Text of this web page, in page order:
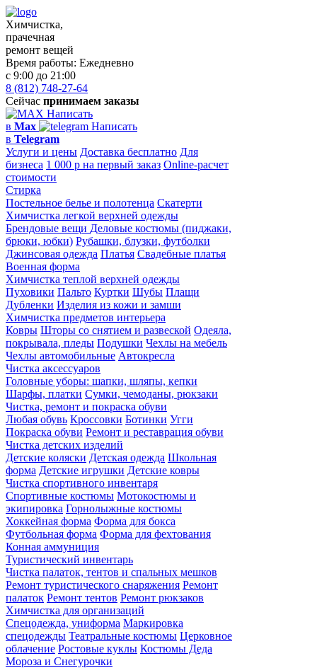
Химчистка,
прачечная
ремонт вещей
Время работы: Ежедневно
с 9:00 до 21:00
8 (812) 748-27-64
Сейчас принимаем заказы
Написать
в Max
Написать
в Telegram
Услуги и цены Доставка бесплатно Для
бизнеса 1 000 р на первый заказ Online-расчет
стоимости
Стирка
Постельное белье и полотенца Скатерти
Химчистка легкой верхней одежды
Брендовые вещи Деловые костюмы (пиджаки,
брюки, юбки) Рубашки, блузки, футболки
Джинсовая одежда Платья Свадебные платья
Военная форма
Химчистка теплой верхней одежды
Пуховики Пальто Куртки Шубы Плащи
Дубленки Изделия из кожи и замши
Химчистка предметов интерьера
Ковры Шторы со снятием и развеской Одеяла,
покрывала, пледы Подушки Чехлы на мебель
Чехлы автомобильные Автокресла
Чистка аксессуаров
Головные уборы: шапки, шляпы, кепки
Шарфы, платки Сумки, чемоданы, рюкзаки
Чистка, ремонт и покраска обуви
Любая обувь Кроссовки Ботинки Угги
Покраска обуви Ремонт и реставрация обуви
Чистка детских изделий
Детские коляски Детская одежда Школьная
форма Детские игрушки Детские ковры
Чистка спортивного инвентаря
Спортивные костюмы Мотокостюмы и
экипировка Горнолыжные костюмы
Хоккейная форма Форма для бокса
Футбольная форма Форма для фехтования
Конная аммуниция
Туристический инвентарь
Чистка палаток, тентов и спальных мешков
Ремонт туристического снаряжения Ремонт
палаток Ремонт тентов Ремонт рюкзаков
Химчистка для организаций
Спецодежда, униформа Маркировка
спецодежды Театральные костюмы Церковное
облачение Ростовые куклы Костюмы Деда
Мороза и Снегурочки